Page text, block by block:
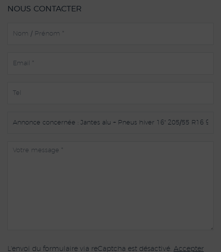
NOUS CONTACTER
L'envoi du formulaire via reCaptcha est désactivé. Accepter